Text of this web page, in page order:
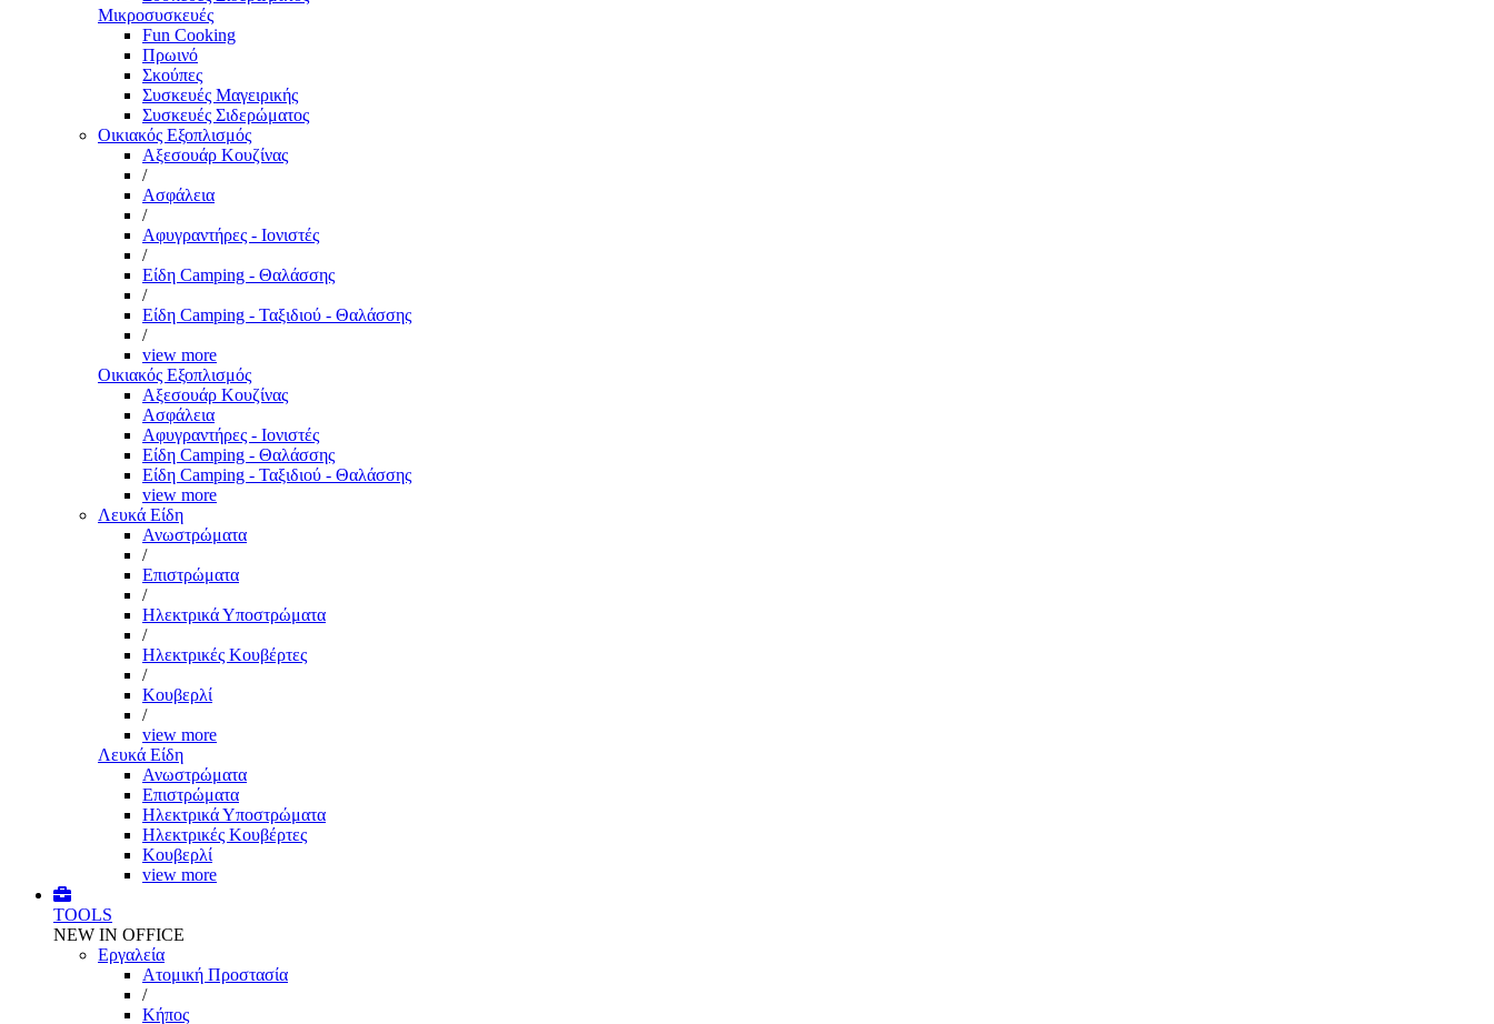
Μικροσυσκευές
Fun Cooking
Πρωινό
Σκούπες
Συσκευές Μαγειρικής
Συσκευές Σιδερώματος
Οικιακός Εξοπλισμός
Αξεσουάρ Κουζίνας
/
Ασφάλεια
/
Αφυγραντήρες - Ιονιστές
/
Είδη Camping - Θαλάσσης
/
Είδη Camping - Ταξιδιού - Θαλάσσης
/
view more
Οικιακός Εξοπλισμός
Αξεσουάρ Κουζίνας
Ασφάλεια
Αφυγραντήρες - Ιονιστές
Είδη Camping - Θαλάσσης
Είδη Camping - Ταξιδιού - Θαλάσσης
view more
Λευκά Είδη
Ανωστρώματα
/
Επιστρώματα
/
Ηλεκτρικά Υποστρώματα
/
Ηλεκτρικές Κουβέρτες
/
Κουβερλί
/
view more
Λευκά Είδη
Ανωστρώματα
Επιστρώματα
Ηλεκτρικά Υποστρώματα
Ηλεκτρικές Κουβέρτες
Κουβερλί
view more
TOOLS
NEW IN OFFICE
Εργαλεία
Aτομική Προστασία
/
Kήπος